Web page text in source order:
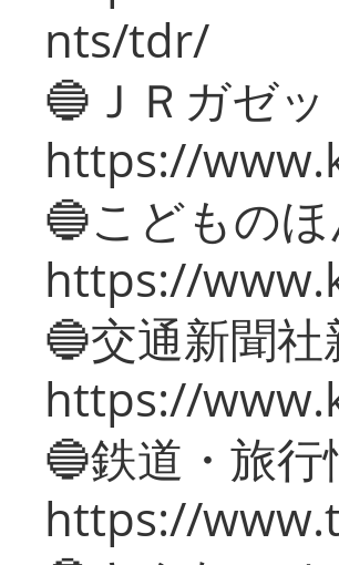
nts/tdr/
🔵ＪＲガゼッ
https://
🔵こどものほ
https://
🔵交通新聞社
https://
🔵鉄道・旅
https://